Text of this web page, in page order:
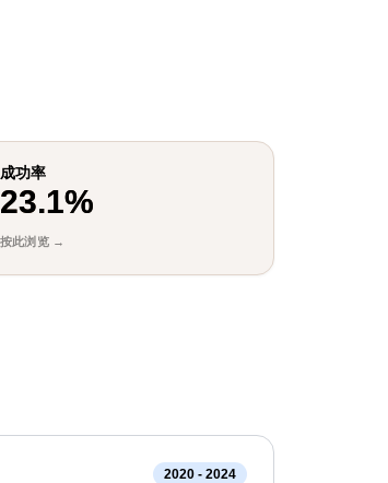
成功率
23.1%
2020 - 2024